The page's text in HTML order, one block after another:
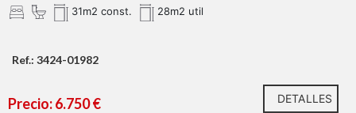
31m2 const. 28m2 util
Ref.: 3424-01982
Precio: 6.750 € DETALLES